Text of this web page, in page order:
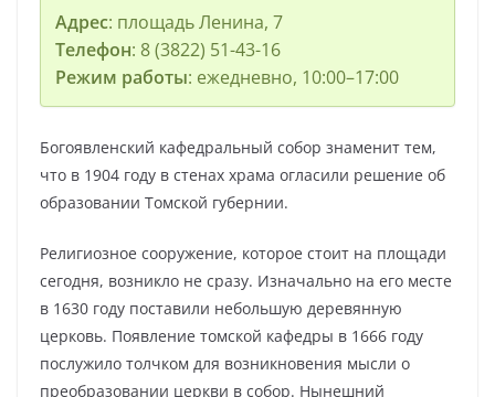
Адрес: площадь Ленина, 7
Телефон: 8 (3822) 51-43-16
Режим работы: ежедневно, 10:00–17:00
Богоявленский кафедральный собор знаменит тем,
что в 1904 году в стенах храма огласили решение об
образовании Томской губернии.
Религиозное сооружение, которое стоит на площади
сегодня, возникло не сразу. Изначально на его месте
в 1630 году поставили небольшую деревянную
церковь. Появление томской кафедры в 1666 году
послужило толчком для возникновения мысли о
преобразовании церкви в собор. Нынешний